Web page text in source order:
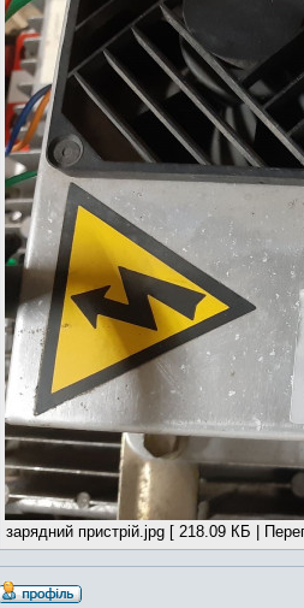
зарядний пристрій.jpg [ 218.09 КБ |